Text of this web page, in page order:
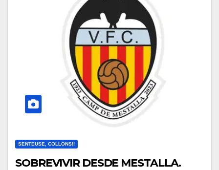
SENTEUSE, COLLONS!!
SOBREVIVIR DESDE MESTALLA.